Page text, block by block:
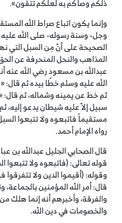
ذلكم وصاكم به لعلكم تتقون».
وإنما يكون اتباع صراط الله
وجل- وسنة رسوله- صلى الله
الصحيحة على أنّ مِن السبل التي
المذاهب والنحل المنحرفة عن
عبدالله بن مسعود رضي الله عنه
الله عليه وسلم خطًا بيده ثم قال:
ثم خط عن يمينه وشماله، ثم
سبيل إلاّ عليه شيطان يدعو إليه،
مستقيماً فاتبعوه ولا تتبعوا
رواه الإمام أحمد.
قال الصحابي الجليل عبدالله بن
قوله تعالى: (فاتبعوه ولا
وقوله: (أقيموا الدين ولا تتفرقوا
قال: أمر الله المؤمنين
والفرقة، وأخبرهم أنه إنما هلك
والخصومات في دين الله.